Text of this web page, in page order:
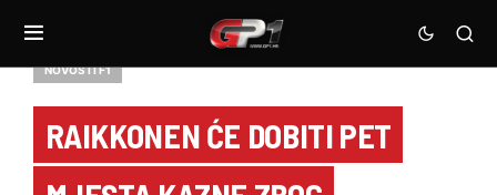
NOVOSTI F1
RAIKKONEN ĆE DOBITI PET